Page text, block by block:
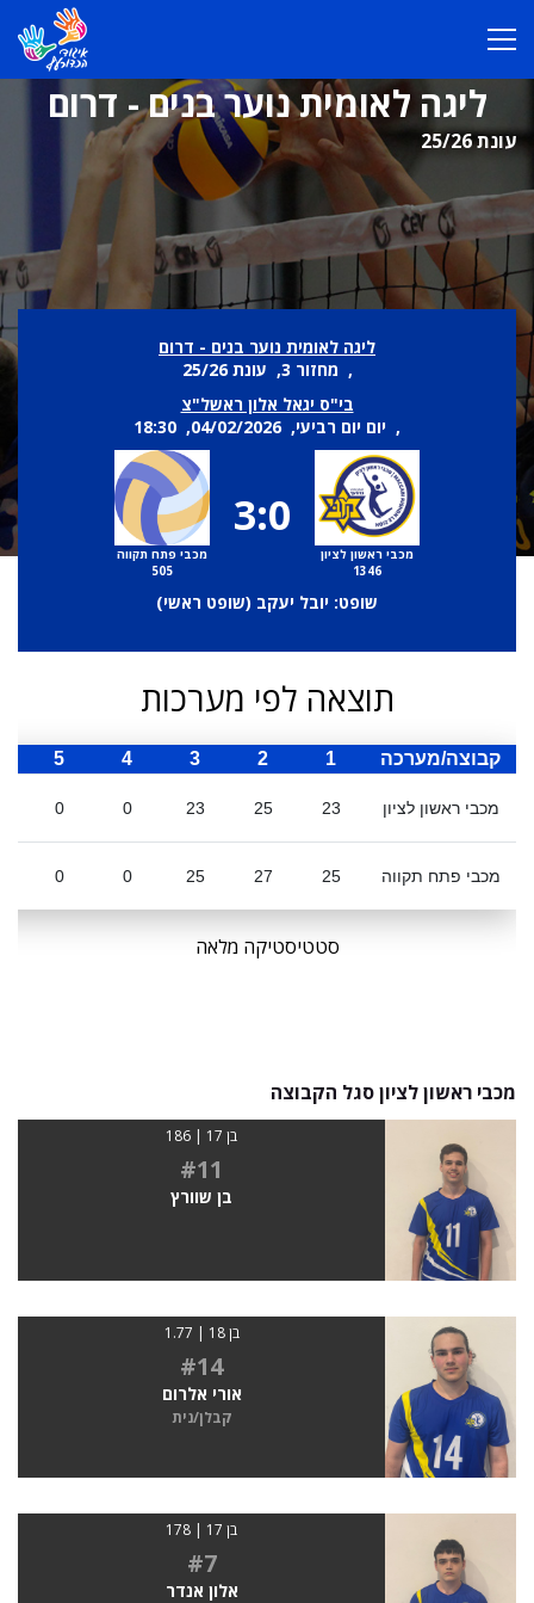
ליגה לאומית נוער בנים - דרום
עונת 25/26
ליגה לאומית נוער בנים - דרום
, מחזור 3, עונת 25/26
בי"ס יגאל אלון ראשל"צ
, יום יום רביעי, 04/02/2026, 18:30
מכבי ראשון לציון
1346
3:0
מכבי פתח תקווה
505
שופט: יובל יעקב (שופט ראשי)
תוצאה לפי מערכות
קבוצה/מערכה 1
2
3
4
5
מכבי ראשון לציון 23
25
23
0
0
מכבי פתח תקווה 25
27
25
0
0
סטטיסטיקה מלאה
מכבי ראשון לציון סגל הקבוצה
בן 17 | 186
#11
בן שוורץ
בן 18 | 1.77
#14
אורי אלרום
קבלן/נית
בן 17 | 178
#7
אלון אנדר